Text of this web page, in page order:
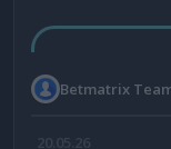
Betmatrix
20.05.26